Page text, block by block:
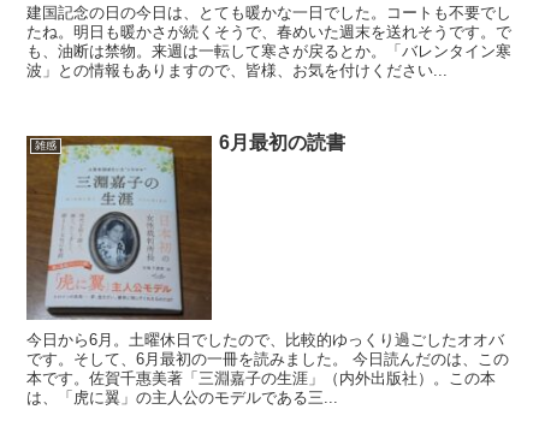
建国記念の日の今日は、とても暖かな一日でした。コートも不要でし
たね。明日も暖かさが続くそうで、春めいた週末を送れそうです。で
も、油断は禁物。来週は一転して寒さが戻るとか。「バレンタイン寒
波」との情報もありますので、皆様、お気を付けください...
雑感 6月最初の読書
今日から6月。土曜休日でしたので、比較的ゆっくり過ごしたオオバ
です。そして、6月最初の一冊を読みました。 今日読んだのは、この
本です。佐賀千惠美著「三淵嘉子の生涯」（内外出版社）。この本
は、「虎に翼」の主人公のモデルである三...